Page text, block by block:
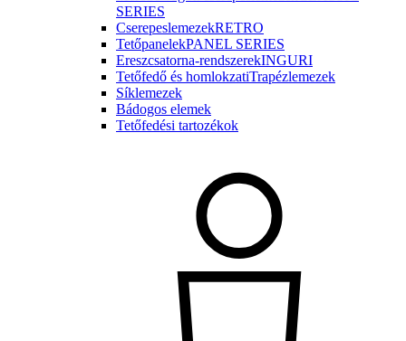
SERIES
CserepeslemezekRETRO
TetőpanelekPANEL SERIES
Ereszcsatorna-rendszerekINGURI
Tetőfedő és homlokzatiTrapézlemezek
Síklemezek
Bádogos elemek
Tetőfedési tartozékok